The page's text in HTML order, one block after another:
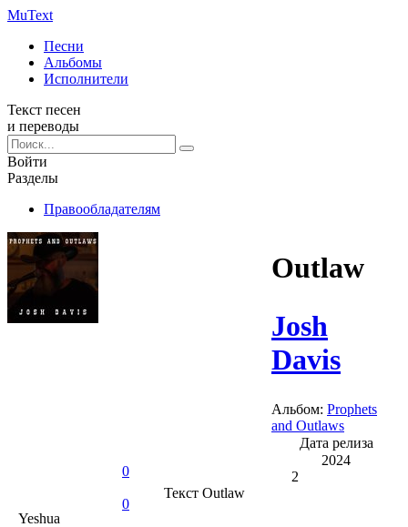
MuText
Песни
Альбомы
Исполнители
Текст песен
и переводы
Войти
Разделы
Правообладателям
0
0
Outlaw
Josh
Davis
Альбом: Prophets
and Outlaws
Дата релиза
2024
2
ТекстOutlaw
Yeshua